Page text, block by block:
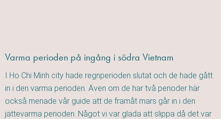
Varma perioden på ingång i södra Vietnam
I Ho Chi Minh city hade regnperioden slutat och de hade gått
in i den varma perioden. Även om de har två perioder här
också menade vår guide att de framåt mars går in i den
jättevarma perioden. Något vi var glada att slippa då det var